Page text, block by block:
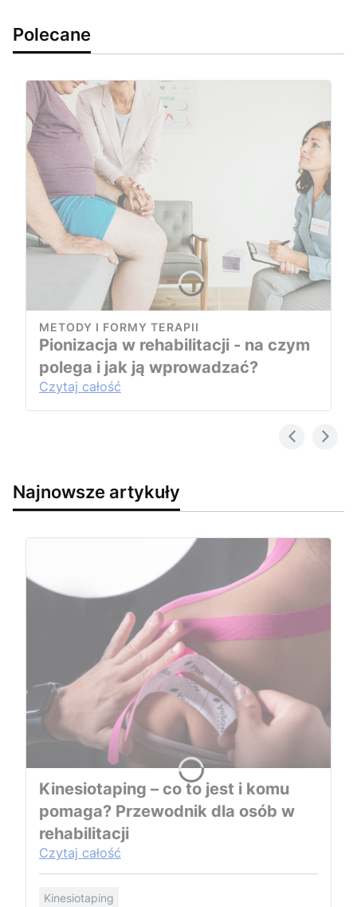
Polecane
METODY I FORMY TERAPII
Pionizacja w rehabilitacji - na czym
polega i jak ją wprowadzać?
Czytaj całość
Najnowsze artykuły
Kinesiotaping – co to jest i komu
pomaga? Przewodnik dla osób w
rehabilitacji
Czytaj całość
Kinesiotaping